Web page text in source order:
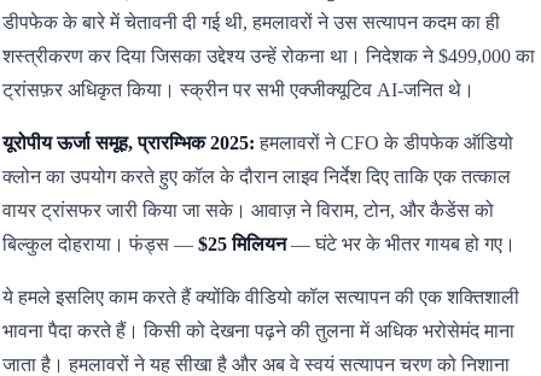
डीपफेक के बारे में चेतावनी दी गई थी, हमलावरों ने उस सत्यापन कदम का ही
शस्त्रीकरण कर दिया जिसका उद्देश्य उन्हें रोकना था। निदेशक ने $499,000 का
ट्रांसफ़र अधिकृत किया। स्क्रीन पर सभी एक्जीक्यूटिव AI-जनित थे।
यूरोपीय ऊर्जा समूह, प्रारम्भिक 2025: हमलावरों ने CFO के डीपफेक ऑडियो
क्लोन का उपयोग करते हुए कॉल के दौरान लाइव निर्देश दिए ताकि एक तत्काल
वायर ट्रांसफर जारी किया जा सके। आवाज़ ने विराम, टोन, और कैडेंस को
बिल्कुल दोहराया। फंड्स — $25 मिलियन— घंटे भर के भीतर गायब हो गए।
ये हमले इसलिए काम करते हैं क्योंकि वीडियो कॉल सत्यापन की एक शक्तिशाली
भावना पैदा करते हैं। किसी को देखना पढ़ने की तुलना में अधिक भरोसेमंद माना
जाता है। हमलावरों ने यह सीखा है और अब वे स्वयं सत्यापन चरण को निशाना